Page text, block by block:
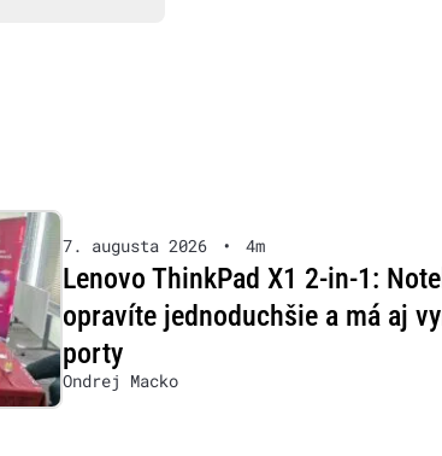
7. augusta 2026 • 4m
Lenovo ThinkPad X1 2-in-1:
opravíte jednoduchšie a má aj
porty
Ondrej Macko